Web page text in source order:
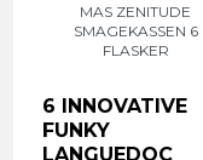
MAS ZENITUDE
SMAGEKASSEN 6
FLASKER
6 INNOVATIVE
FUNKY
LANGUEDOC